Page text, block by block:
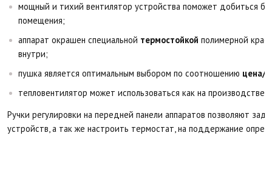
мощный и тихий вентилятор устройства поможет добиться
помещения;
аппарат окрашен специальной термостойкой полимерной
внутри;
пушка является оптимальным выбором по соотношению цена/
тепловентилятор может использоваться как на производстве,
Ручки регулировки на передней панели аппаратов позволяют
устройств, а так же настроить термостат, на поддержание